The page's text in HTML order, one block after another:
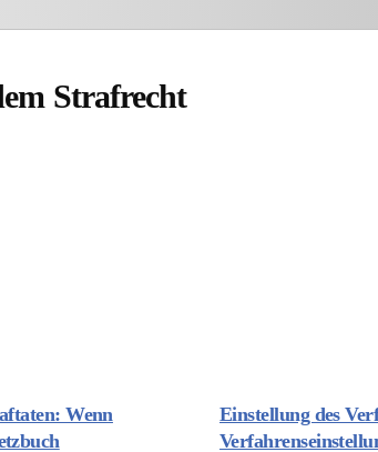
Strafrecht
Wenn
Einstellung des